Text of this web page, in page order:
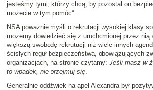
jesteśmy tymi, którzy chcą, by pozostał on
możecie w tym pomóc“.
NSA poważnie myśli o rekrutacji wysokiej klasy
możemy dowiedzieć się z uruchomionej przez nią
większą swobodę rekrutacji niż wiele innych
ścisłych reguł bezpieczeństwa, obowiązujących
organizacjach, na stronie czytamy: Jeśli masz w
to wpadek, nie przejmuj się.
Generalnie oddźwięk na apel Alexandra był